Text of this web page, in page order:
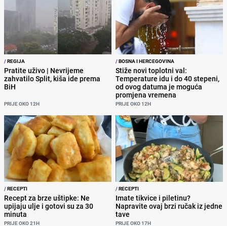
/REGIJA
Pratite uživo | Nevrijeme
zahvatilo Split, kiša ide prema
BiH
PRIJE OKO 12H
/BOSNA I HERCEGOVINA
Stiže novi toplotni val:
Temperature idu i do 40 stepeni,
od ovog datuma je moguća
promjena vremena
PRIJE OKO 12H
/RECEPTI
Recept za brze uštipke: Ne
upijaju ulje i gotovi su za 30
minuta
PRIJE OKO 21H
/RECEPTI
Imate tikvice i piletinu?
Napravite ovaj brzi ručak iz jedne
tave
PRIJE OKO 17H